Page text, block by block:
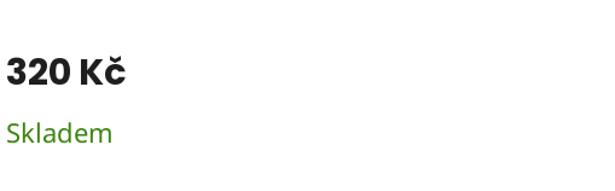
320 Kč
cena:
Skladem